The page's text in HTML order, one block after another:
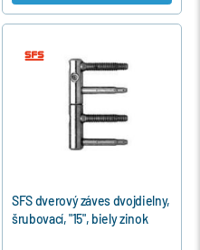
SFS dverový záves dvojdielny,
šrubovací, "15", biely zinok